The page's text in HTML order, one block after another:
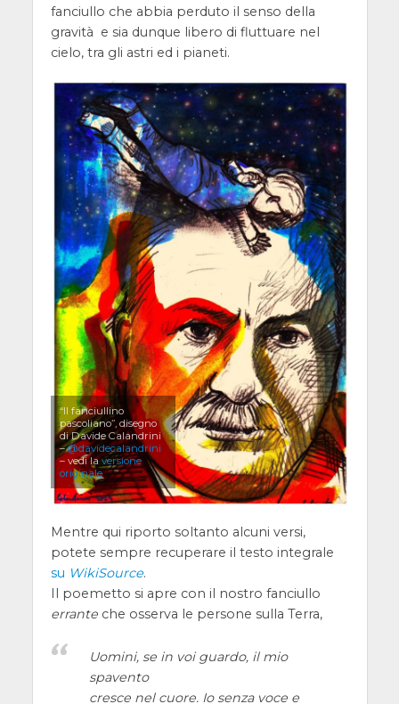
fanciullo che abbia perduto il senso della
gravità e sia dunque libero di fluttuare nel
cielo, tra gli astri ed i pianeti.
“Il fanciullino
pascoliano”, disegno
di Davide Calandrini
–@davidecalandrini
– vedi laversione
originale
Mentre qui riporto soltanto alcuni versi,
potete sempre recuperare il testo integrale
su WikiSource.
Il poemetto si apre con il nostro fanciullo
erranteche osserva le persone sulla Terra,
Uomini, se in voi guardo, il mio
spavento
cresce nel cuore. Io senza voce e